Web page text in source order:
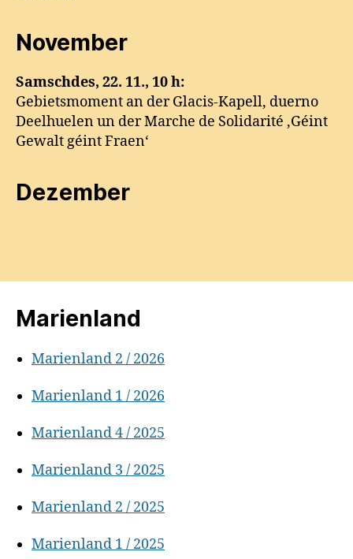
November
Samschdes, 22. 11., 10 h:
Gebietsmoment an der Glacis-Kapell, duerno
Deelhuelen un der Marche de Solidarité ‚Géint
Gewalt géint Fraen‘
Dezember
Marienland
Marienland 2 / 2026
Marienland 1 / 2026
Marienland 4 / 2025
Marienland 3 / 2025
Marienland 2 / 2025
Marienland 1 / 2025